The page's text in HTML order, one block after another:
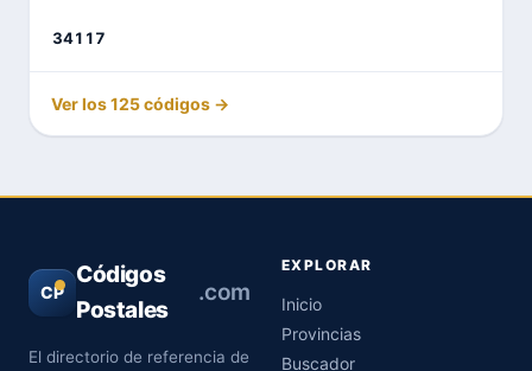
34117
Ver los 125 códigos →
CP
Códigos
Postales
.com
El directorio de referencia de
EXPLORAR
Inicio
Provincias
Buscador